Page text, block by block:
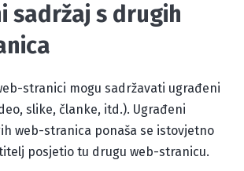
sadržaj s drugih
stranici mogu sadržavati ugrađeni
slike, članke, itd.). Ugrađeni
web-stranica ponaša se istovjetno
posjetio tu drugu web-stranicu.